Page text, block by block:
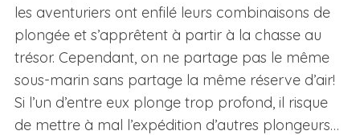
les aventuriers ont enfilé leurs combinaisons de
plongée et s’apprêtent à partir à la chasse au
trésor. Cependant, on ne partage pas le même
sous-marin sans partage la même réserve d’air!
Si l’un d’entre eux plonge trop profond, il risque
de mettre à mal l’expédition d’autres plongeurs…